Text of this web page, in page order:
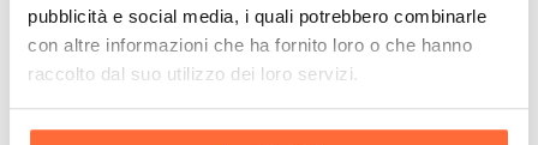
pubblicità e social media, i quali potrebbero combinarle
con altre informazioni che ha fornito loro o che hanno
raccolto dal suo utilizzo dei loro servizi.